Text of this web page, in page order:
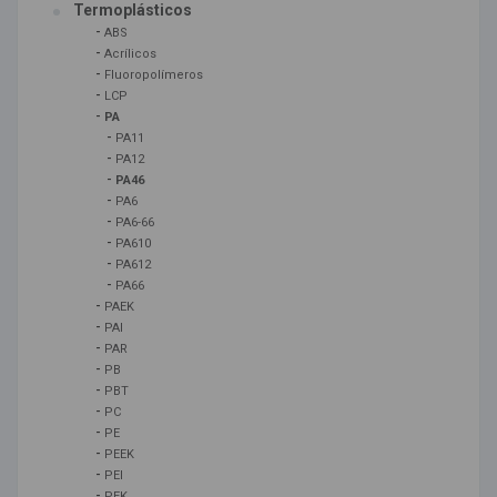
Termoplásticos
- ABS
- Acrílicos
- Fluoropolímeros
- LCP
- PA
- PA11
- PA12
- PA46
- PA6
- PA6-66
- PA610
- PA612
- PA66
- PAEK
- PAI
- PAR
- PB
- PBT
- PC
- PE
- PEEK
- PEI